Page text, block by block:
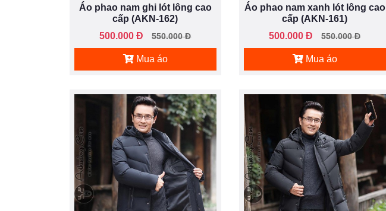
Áo phao nam ghi lót lông cao
cấp (AKN-162)
500.000 Đ
550.000 Đ
Mua áo
Áo phao nam xanh lót lông cao
cấp (AKN-161)
500.000 Đ
550.000 Đ
Mua áo